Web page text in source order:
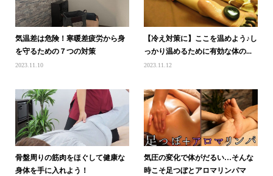
気温差は危険！寒暖差疲労から身
を守るための７つの対策
2023.11.10
【冷え対策に】ここを温めよう♪し
っかり温めるために有効な体の...
2023.11.12
骨盤周りの筋肉をほぐして健康な
身体を手に入れよう！
気圧の変化で体がだるい…そんな
時こそ足つぼとアロマリンパマ